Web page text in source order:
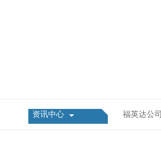
资讯中心 福英达公司
基于Micro-LED照明的量子点颜色转换特性